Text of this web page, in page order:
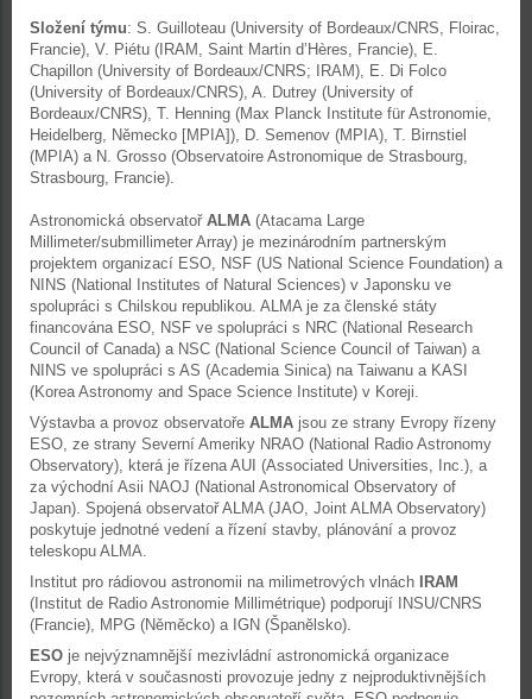
Složení týmu: S. Guilloteau (University of Bordeaux/CNRS, Floirac,
Francie), V. Piétu (IRAM, Saint Martin d’Hères, Francie), E.
Chapillon (University of Bordeaux/CNRS; IRAM), E. Di Folco
(University of Bordeaux/CNRS), A. Dutrey (University of
Bordeaux/CNRS), T. Henning (Max Planck Institute für Astronomie,
Heidelberg, Německo [MPIA]), D. Semenov (MPIA), T. Birnstiel
(MPIA) a N. Grosso (Observatoire Astronomique de Strasbourg,
Strasbourg, Francie).
Astronomická observatoř ALMA (Atacama Large
Millimeter/submillimeter Array) je mezinárodním partnerským
projektem organizací ESO, NSF (US National Science Foundation) a
NINS (National Institutes of Natural Sciences) v Japonsku ve
spolupráci s Chilskou republikou. ALMA je za členské státy
financována ESO, NSF ve spolupráci s NRC (National Research
Council of Canada) a NSC (National Science Council of Taiwan) a
NINS ve spolupráci s AS (Academia Sinica) na Taiwanu a KASI
(Korea Astronomy and Space Science Institute) v Koreji.
Výstavba a provoz observatoře ALMA jsou ze strany Evropy řízeny
ESO, ze strany Severní Ameriky NRAO (National Radio Astronomy
Observatory), která je řízena AUI (Associated Universities, Inc.), a
za východní Asii NAOJ (National Astronomical Observatory of
Japan). Spojená observatoř ALMA (JAO, Joint ALMA Observatory)
poskytuje jednotné vedení a řízení stavby, plánování a provoz
teleskopu ALMA.
Institut pro rádiovou astronomii na milimetrových vlnách
IRAM
(Institut de Radio Astronomie Millimétrique) podporují INSU/CNRS
(Francie), MPG (Něměcko) a IGN (Španělsko).
ESO je nejvýznamnější mezivládní astronomická organizace
Evropy, která v současnosti provozuje jedny z nejproduktivnějších